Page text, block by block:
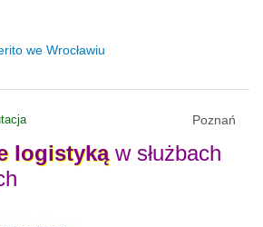
we Wrocławiu
Poznań
logistykąw służbach